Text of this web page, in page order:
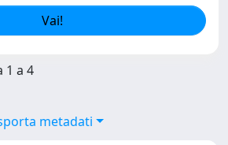
1 a 4
metadati